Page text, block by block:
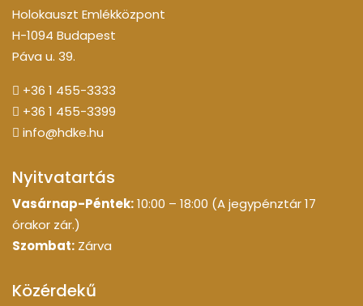
Holokauszt Emlékközpont
H-1094 Budapest
Páva u. 39.
+36 1 455-3333
+36 1 455-3399
info@hdke.hu
Nyitvatartás
Vasárnap-Péntek:10:00 – 18:00 (A jegypénztár 17
órakor zár.)
Szombat: Zárva
Közérdekű